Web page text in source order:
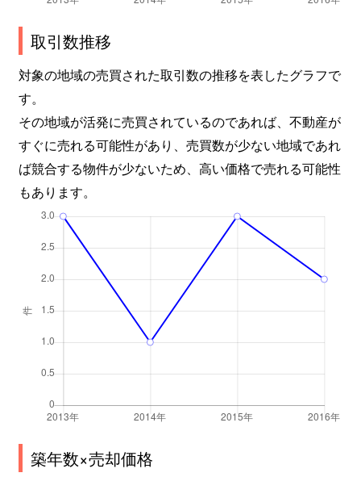
取引数推移
対象の地域の売買された取引数の推移を表したグラフで
す。
その地域が活発に売買されているのであれば、不動産が
すぐに売れる可能性があり、売買数が少ない地域であれ
ば競合する物件が少ないため、高い価格で売れる可能性
もあります。
築年数×売却価格